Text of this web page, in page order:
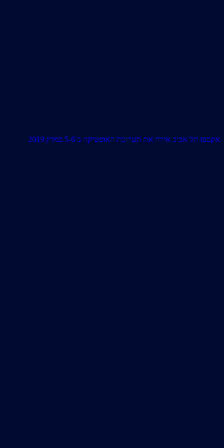
אקספו תל אביב אירח את תערוכת האופטיקה ב 5-6 במרץ 2019